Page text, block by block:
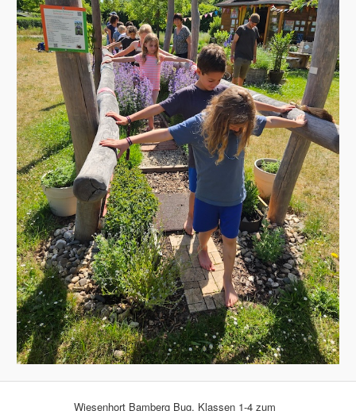
Wiesenhort Bamberg Bug, Klassen 1-4 zum